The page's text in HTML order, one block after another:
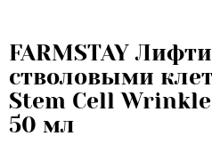
FARMSTAY
стволовыми
Stem Cell
50 мл